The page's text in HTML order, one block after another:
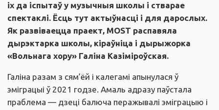
іх да іспытаў у музычныя школы і стварае
спектаклі. Ёсць тут актыўнасці і для дарослых.
Як развіваецца праект, MOST распавяла
дырэктарка школы, кіраўніца і дырыжорка
«Вольнага хору» Галіна Казіміроўская.
Галіна разам з сям’ёй і калегамі апынулася ў
эміграцыі ў 2021 годзе. Амаль адразу паўстала
праблема — дзеці балюча перажывалі эміграцыю і